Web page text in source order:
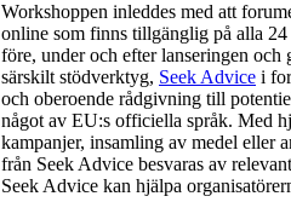
Workshoppen inleddes med att
online som finns tillgänglig på alla
före, under och efter lanseringen
särskilt stödverktyg, Seek Advice i
och oberoende rådgivning till
något av EU:s officiella språk. Med
kampanjer, insamling av medel eller
från Seek Advice besvaras av
Seek Advice kan hjälpa